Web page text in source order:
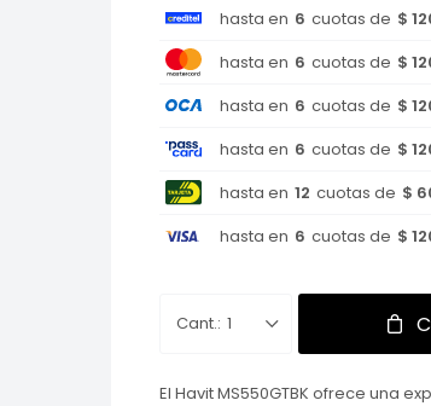
hasta en 6 cuotas de $
hasta en 6 cuotas de $
hasta en 6 cuotas de $
hasta en 6 cuotas de $
hasta en 12 cuotas de $
hasta en 6 cuotas de $
1
El Havit MS550GTBK ofrece una